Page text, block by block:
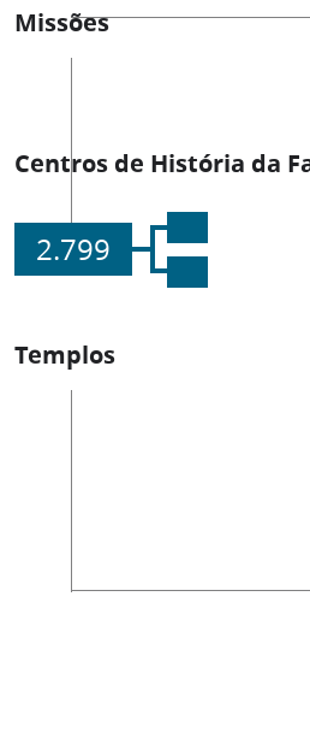
Missões
Centros de História da
2.799
Templos